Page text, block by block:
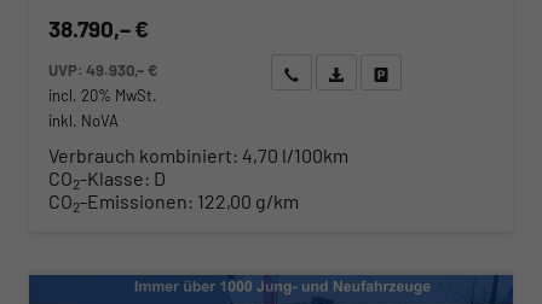
38.790,– €
UVP:49.930,– €
incl. 20% MwSt.
inkl. NoVA
Wir rufen Sie anAngebot drucken (PDF)
Verbrauch kombiniert: 4,70 l/100km
CO2-Klasse: D
CO2-Emissionen: 122,00 g/km